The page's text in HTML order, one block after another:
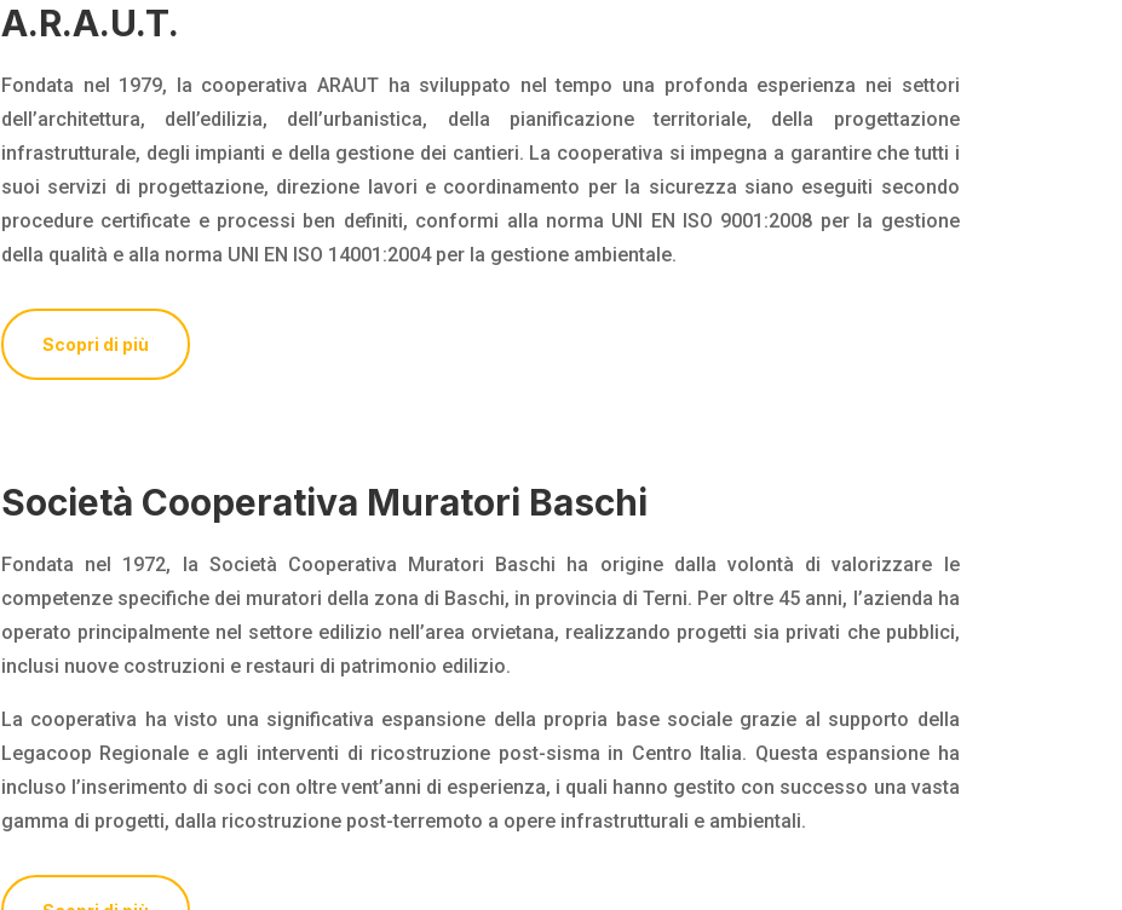
A.R.A.U.T.
Fondata nel 1979, la cooperativa ARAUT ha sviluppato nel tempo una profonda esperienza nei settori
dell’architettura, dell’edilizia, dell’urbanistica, della pianificazione territoriale, della progettazione
infrastrutturale, degli impianti e della gestione dei cantieri. La cooperativa si impegna a garantire che tutti i
suoi servizi di progettazione, direzione lavori e coordinamento per la sicurezza siano eseguiti secondo
procedure certificate e processi ben definiti, conformi alla norma UNI EN ISO 9001:2008 per la gestione
della qualità e alla norma UNI EN ISO 14001:2004 per la gestione ambientale.
Scopri di più
Società Cooperativa Muratori Baschi
Fondata nel 1972, la Società Cooperativa Muratori Baschi ha origine dalla volontà di valorizzare le
competenze specifiche dei muratori della zona di Baschi, in provincia di Terni. Per oltre 45 anni, l’azienda ha
operato principalmente nel settore edilizio nell’area orvietana, realizzando progetti sia privati che pubblici,
inclusi nuove costruzioni e restauri di patrimonio edilizio.
La cooperativa ha visto una significativa espansione della propria base sociale grazie al supporto della
Legacoop Regionale e agli interventi di ricostruzione post-sisma in Centro Italia. Questa espansione ha
incluso l’inserimento di soci con oltre vent’anni di esperienza, i quali hanno gestito con successo una vasta
gamma di progetti, dalla ricostruzione post-terremoto a opere infrastrutturali e ambientali.